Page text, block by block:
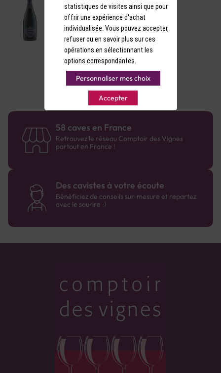
33,90 €
58 caves en France
Retrouvez le réseau Comptoir des Vignes
partout en France !
Des cavistes à votre écoute
Bénéficiez de conseils sur-mesure et repartez
avec le sourire :)
statistiques de visites ainsi que pour
offrir une expérience d'achat
individualisée. Vous pouvez accepter,
refuser ou en savoir plus sur ces
opérations en sélectionnant les
options correspondantes.
Personnaliser mes choix
Accepter